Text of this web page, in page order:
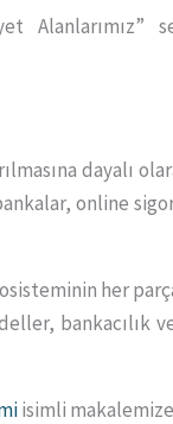
Alanlarımız”
dayalı
online
her
bankacılık
isimli